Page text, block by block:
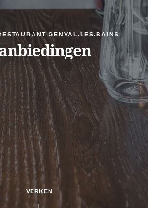
GENVAL.LES.BAINS
VERKEN